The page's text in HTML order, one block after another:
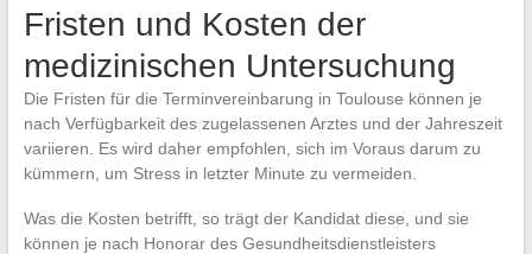
Fristen und Kosten der
medizinischen Untersuchung
Die Fristen für die Terminvereinbarung in Toulouse können je
nach Verfügbarkeit des zugelassenen Arztes und der Jahreszeit
variieren. Es wird daher empfohlen, sich im Voraus darum zu
kümmern, um Stress in letzter Minute zu vermeiden.
Was die Kosten betrifft, so trägt der Kandidat diese, und sie
können je nach Honorar des Gesundheitsdienstleisters